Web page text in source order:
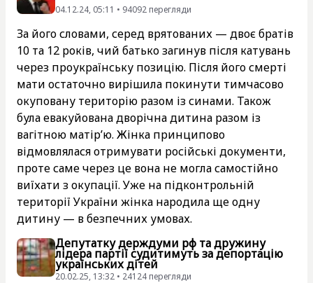
04.12.24, 05:11 • 94092 перегляди
За його словами, серед врятованих — двоє братів
10 та 12 років, чий батько загинув після катувань
через проукраїнську позицію. Після його смерті
мати остаточно вирішила покинути тимчасово
окуповану територію разом із синами. Також
була евакуйована дворічна дитина разом із
вагітною матір’ю. Жінка принципово
відмовлялася отримувати російські документи,
проте саме через це вона не могла самостійно
виїхати з окупації. Уже на підконтрольній
території України жінка народила ще одну
дитину — в безпечних умовах.
Депутатку держдуми рф та дружину
лідера партії судитимуть за депортацію
українських дітей
20.02.25, 13:32 • 24124 перегляди